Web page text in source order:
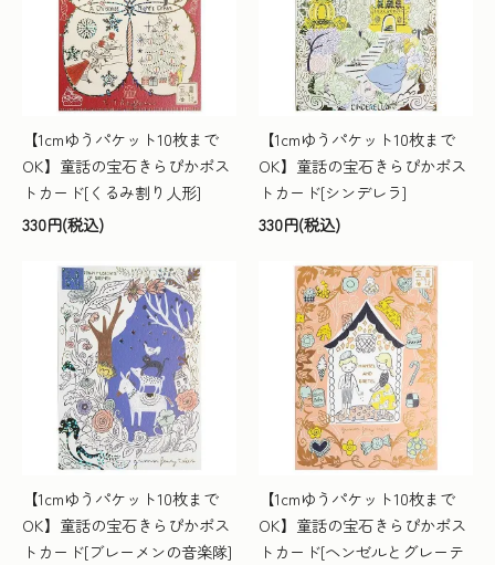
【1cmゆうパケット10枚まで
OK】童話の宝石きらぴかポス
トカード[くるみ割り人形]
330円(税込)
【1cmゆうパケット10枚まで
OK】童話の宝石きらぴかポス
トカード[シンデレラ]
330円(税込)
【1cmゆうパケット10枚まで
OK】童話の宝石きらぴかポス
トカード[ブレーメンの音楽隊]
【1cmゆうパケット10枚まで
OK】童話の宝石きらぴかポス
トカード[ヘンゼルとグレーテ